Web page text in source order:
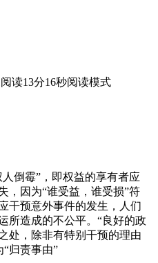
阅读13分16秒阅读模式
倒霉”，即权益的享有者应
，因为“谁受益，谁受损”符
干预意外事件的发生，人们
所造成的不公平。“良好的政
处，除非有特别干预的理由
“归责事由”